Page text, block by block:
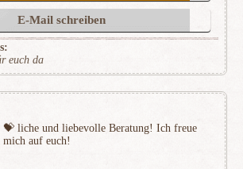
E-Mail schreiben
euch da
💝 ️liche und liebevolle Beratung! Ich freue
mich auf euch!